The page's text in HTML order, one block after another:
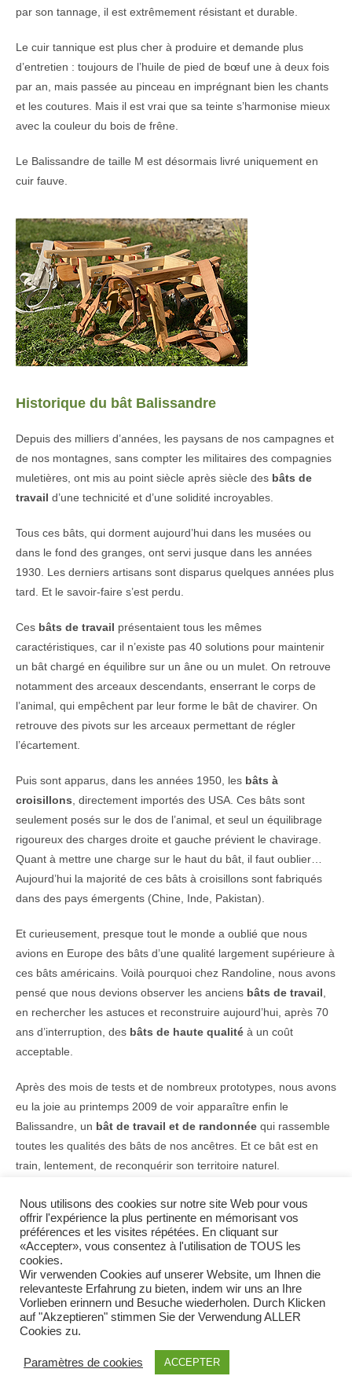
par son tannage, il est extrêmement résistant et durable.
Le cuir tannique est plus cher à produire et demande plus
d’entretien : toujours de l’huile de pied de bœuf une à deux fois
par an, mais passée au pinceau en imprégnant bien les chants
et les coutures. Mais il est vrai que sa teinte s’harmonise mieux
avec la couleur du bois de frêne.
Le Balissandre de taille M est désormais livré uniquement en
cuir fauve.
Historique du bât Balissandre
Depuis des milliers d’années, les paysans de nos campagnes et
de nos montagnes, sans compter les militaires des compagnies
muletières, ont mis au point siècle après siècle des bâts de
travail d’une technicité et d’une solidité incroyables.
Tous ces bâts, qui dorment aujourd’hui dans les musées ou
dans le fond des granges, ont servi jusque dans les années
1930. Les derniers artisans sont disparus quelques années plus
tard. Et le savoir-faire s’est perdu.
Ces bâts de travail présentaient tous les mêmes
caractéristiques, car il n’existe pas 40 solutions pour maintenir
un bât chargé en équilibre sur un âne ou un mulet. On retrouve
notamment des arceaux descendants, enserrant le corps de
l’animal, qui empêchent par leur forme le bât de chavirer. On
retrouve des pivots sur les arceaux permettant de régler
l’écartement.
Puis sont apparus, dans les années 1950, les bâts à
croisillons , directement importés des USA. Ces bâts sont
seulement posés sur le dos de l’animal, et seul un équilibrage
rigoureux des charges droite et gauche prévient le chavirage.
Quant à mettre une charge sur le haut du bât, il faut oublier…
Aujourd’hui la majorité de ces bâts à croisillons sont fabriqués
dans des pays émergents (Chine, Inde, Pakistan).
Et curieusement, presque tout le monde a oublié que nous
avions en Europe des bâts d’une qualité largement supérieure à
ces bâts américains. Voilà pourquoi chez Randoline, nous avons
pensé que nous devions observer les anciens bâts de travail
en rechercher les astuces et reconstruire aujourd’hui, après 70
ans d’interruption, des bâts de haute qualité à un coût
acceptable.
Après des mois de tests et de nombreux prototypes, nous avons
eu la joie au printemps 2009 de voir apparaître enfin le
Balissandre, un bât de travail et de randonnée qui rassemble
toutes les qualités des bâts de nos ancêtres. Et ce bât est en
train, lentement, de reconquérir son territoire naturel.
Nous utilisons des cookies sur notre site Web pour vous
offrir l'expérience la plus pertinente en mémorisant vos
préférences et les visites répétées. En cliquant sur
«Accepter», vous consentez à l'utilisation de TOUS les
cookies.
Wir verwenden Cookies auf unserer Website, um Ihnen die
relevanteste Erfahrung zu bieten, indem wir uns an Ihre
Vorlieben erinnern und Besuche wiederholen. Durch Klicken
auf "Akzeptieren" stimmen Sie der Verwendung ALLER
Cookies zu.
Paramètres de cookies ACCEPTER